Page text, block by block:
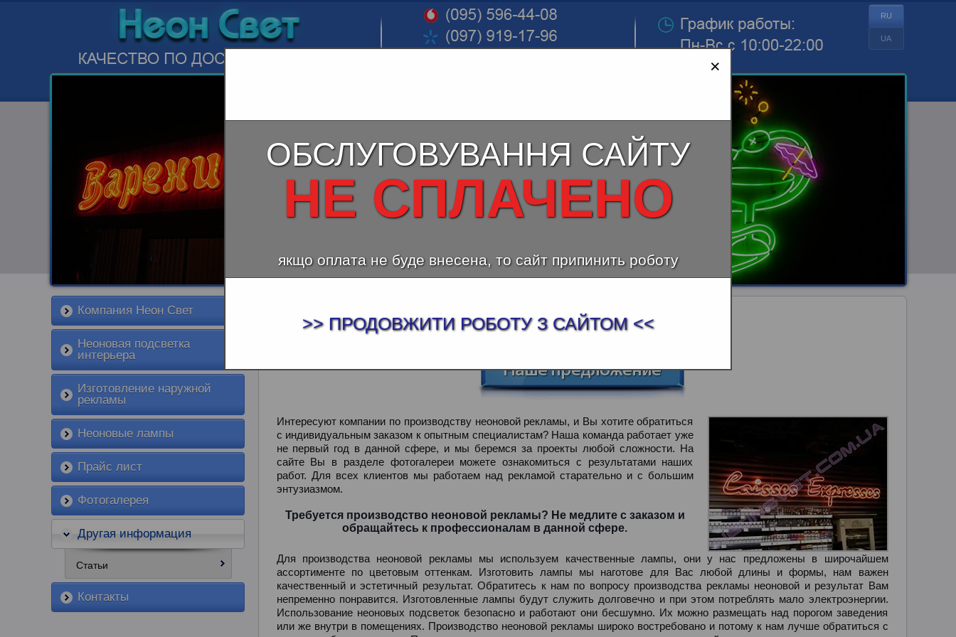
RU
UA
Компания Неон Свет
Неоновая подсветка
интерьера
Изготовление наружной
рекламы
Неоновые лампы
Прайс лист
Фотогалерея
Другая информация
Статьи
Контакты
ПРОИЗВОДСТВО НЕОНОВОЙ РЕКЛАМЫ
Интересуют компании по производству неоновой рекламы, и Вы хотите обратиться
с индивидуальным заказом к опытным специалистам? Наша команда работает уже
не первый год в данной сфере, и мы беремся за проекты любой сложности. На
сайте Вы в разделе фотогалереи можете ознакомиться с результатами наших
работ. Для всех клиентов мы работаем над рекламой старательно и с большим
энтузиазмом.
Требуется производство неоновой рекламы? Не медлите с заказом и
обращайтесь к профессионалам в данной сфере.
Для производства неоновой рекламы мы используем качественные лампы, они у нас предложены в широчайшем
ассортименте по цветовым оттенкам. Изготовить лампы мы наготове для Вас любой длины и формы, нам важен
качественный и эстетичный результат. Обратитесь к нам по вопросу производства рекламы неоновой и результат Вам
непременно понравится. Изготовленные лампы будут служить долговечно и при этом потреблять мало электроэнергии.
Использование неоновых подсветок безопасно и работают они бесшумно. Их можно размещать над порогом заведения
или же внутри в помещениях. Производство неоновой рекламы широко востребовано и потому к нам лучше обратиться с
×
ОБСЛУГОВУВАННЯ САЙТУ
НЕ СПЛАЧЕНО
якщо оплата не буде внесена, то сайт припинить роботу
>> ПРОДОВЖИТИ РОБОТУ З САЙТОМ <<